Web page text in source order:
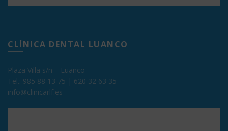
CLÍNICA DENTAL LUANCO
Plaza Villa s/n – Luanco
Tel.: 985 88 13 75 | 620 32 63 35
info@clinicarlf.es